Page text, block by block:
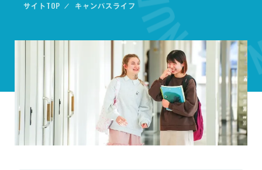
サイト TOP キャンパスライフ